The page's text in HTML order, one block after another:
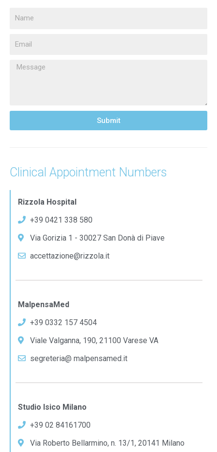
Submit
Clinical Appointment Numbers
Rizzola Hospital
+39 0421 338 580
Via Gorizia 1 - 30027 San Donà di Piave
accettazione@rizzola.it
MalpensaMed
+39 0332 157 4504
Viale Valganna, 190, 21100 Varese VA
segreteria@ malpensamed.it
Studio Isico Milano
+39 02 84161700
Via Roberto Bellarmino, n. 13/1, 20141 Milano